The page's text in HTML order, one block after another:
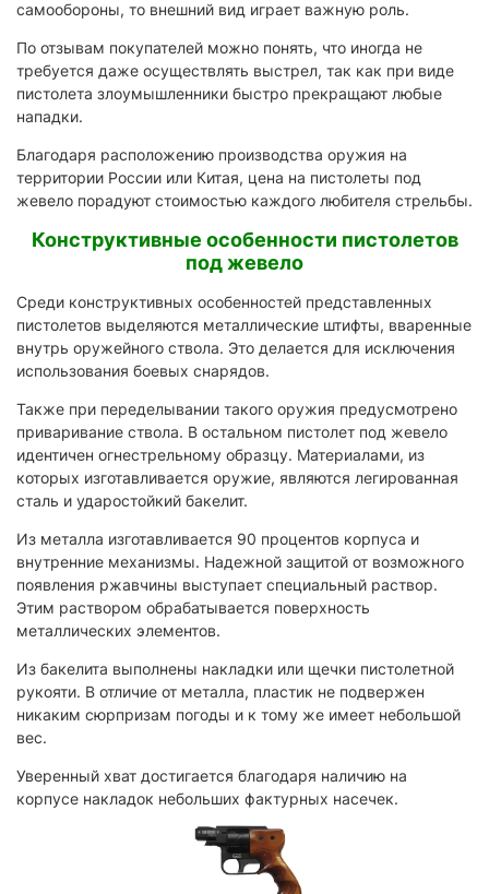
самообороны, то внешний вид играет важную роль.
По отзывам покупателей можно понять, что иногда не
требуется даже осуществлять выстрел, так как при виде
пистолета злоумышленники быстро прекращают любые
нападки.
Благодаря расположению производства оружия на
территории России или Китая, цена на пистолеты под
жевело порадуют стоимостью каждого любителя стрельбы.
Конструктивные особенности пистолетов
под жевело
Среди конструктивных особенностей представленных
пистолетов выделяются металлические штифты, вваренные
внутрь оружейного ствола. Это делается для исключения
использования боевых снарядов.
Также при переделывании такого оружия предусмотрено
приваривание ствола. В остальном пистолет под жевело
идентичен огнестрельному образцу. Материалами, из
которых изготавливается оружие, являются легированная
сталь и ударостойкий бакелит.
Из металла изготавливается 90 процентов корпуса и
внутренние механизмы. Надежной защитой от возможного
появления ржавчины выступает специальный раствор.
Этим раствором обрабатывается поверхность
металлических элементов.
Из бакелита выполнены накладки или щечки пистолетной
рукояти. В отличие от металла, пластик не подвержен
никаким сюрпризам погоды и к тому же имеет небольшой
вес.
Уверенный хват достигается благодаря наличию на
корпусе накладок небольших фактурных насечек.